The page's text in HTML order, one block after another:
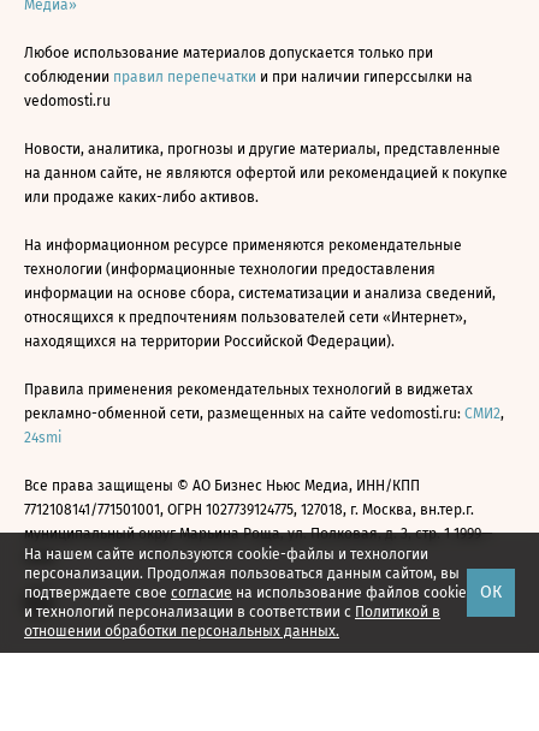
На нашем сайте используются cookie-файлы и технологии
персонализации. Продолжая пользоваться данным сайтом, вы
подтверждаете свое согласие на использование файлов cookie
и технологий персонализации в соответствии с Политикой в
отношении обработки персональных данных.
ОК
Медиа»
Любое использование материалов допускается только при
соблюдении правил перепечатки и при наличии гиперссылки на
vedomosti.ru
Новости, аналитика, прогнозы и другие материалы, представленные
на данном сайте, не являются офертой или рекомендацией к покупке
или продаже каких-либо активов.
На информационном ресурсе применяются рекомендательные
технологии (информационные технологии предоставления
информации на основе сбора, систематизации и анализа сведений,
относящихся к предпочтениям пользователей сети «Интернет»,
находящихся на территории Российской Федерации).
Правила применения рекомендательных технологий в виджетах
рекламно-обменной сети, размещенных на сайте vedomosti.ru: СМИ2,
24smi
Все права защищены © АО Бизнес Ньюс Медиа, ИНН/КПП
7712108141/771501001, ОГРН 1027739124775, 127018, г. Москва, вн.тер.г.
муниципальный округ Марьина Роща, ул. Полковая, д. 3, стр. 1 1999—
2026